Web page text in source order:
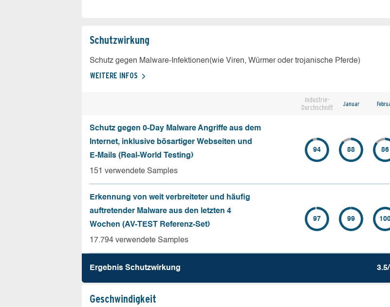
Schutz­wirkung
Schutz gegen Malware-Infektionen(wie Viren, Würmer oder trojanische Pferde)
WEITERE INFOS
Industrie-
Durchschnitt
Januar
Schutz gegen 0-Day Malware Angriffe aus dem
Internet, inklusive bösartiger Webseiten und
E-Mails (Real-World Testing)
151 verwendete Samples
94 88 86
Erkennung von weit verbreiteter und häufig
auftretender Malware aus den letzten 4
Wochen (AV-TEST Referenz-Set)
17.794 verwendete Samples
97 99
Ergebnis Schutz­wirkung
Geschw­indigkeit